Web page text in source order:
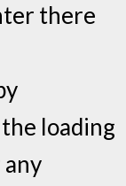
there
loading